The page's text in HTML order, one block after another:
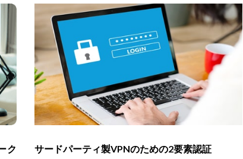
サードパーティ製VPNのための2要素認証
ク